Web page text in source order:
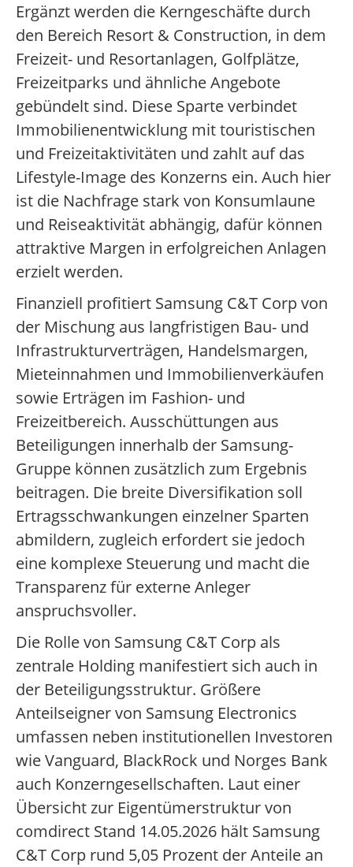
Ergänzt werden die Kerngeschäfte durch
den Bereich Resort & Construction, in dem
Freizeit- und Resortanlagen, Golfplätze,
Freizeitparks und ähnliche Angebote
gebündelt sind. Diese Sparte verbindet
Immobilienentwicklung mit touristischen
und Freizeitaktivitäten und zahlt auf das
Lifestyle-Image des Konzerns ein. Auch hier
ist die Nachfrage stark von Konsumlaune
und Reiseaktivität abhängig, dafür können
attraktive Margen in erfolgreichen Anlagen
erzielt werden.
Finanziell profitiert Samsung C&T Corp von
der Mischung aus langfristigen Bau- und
Infrastrukturverträgen, Handelsmargen,
Mieteinnahmen und Immobilienverkäufen
sowie Erträgen im Fashion- und
Freizeitbereich. Ausschüttungen aus
Beteiligungen innerhalb der Samsung-
Gruppe können zusätzlich zum Ergebnis
beitragen. Die breite Diversifikation soll
Ertragsschwankungen einzelner Sparten
abmildern, zugleich erfordert sie jedoch
eine komplexe Steuerung und macht die
Transparenz für externe Anleger
anspruchsvoller.
Die Rolle von Samsung C&T Corp als
zentrale Holding manifestiert sich auch in
der Beteiligungsstruktur. Größere
Anteilseigner von Samsung Electronics
umfassen neben institutionellen Investoren
wie Vanguard, BlackRock und Norges Bank
auch Konzerngesellschaften. Laut einer
Übersicht zur Eigentümerstruktur von
comdirect Stand 14.05.2026 hält Samsung
C&T Corp rund 5,05 Prozent der Anteile an